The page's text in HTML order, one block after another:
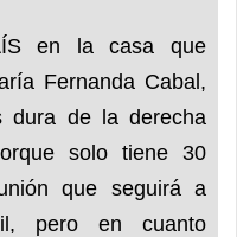
en la casa que
Fernanda Cabal,
dura de la derecha
solo tiene 30
que seguirá a
pero en cuanto